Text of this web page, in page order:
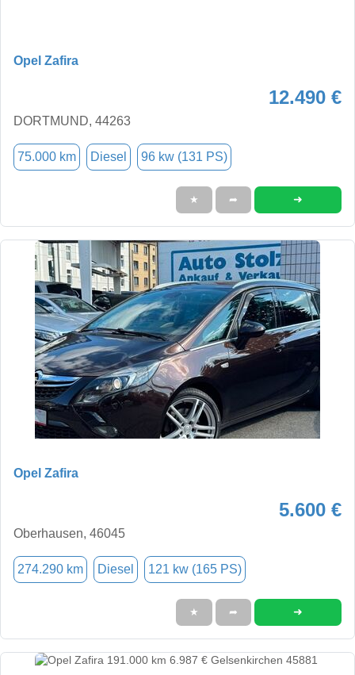
Opel Zafira
12.490 €
DORTMUND, 44263
75.000 km Diesel 96 kw (131 PS)
★ ➦ ➜
Opel Zafira
5.600 €
Oberhausen, 46045
274.290 km Diesel 121 kw (165 PS)
★ ➦ ➜